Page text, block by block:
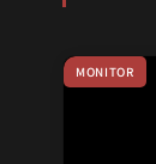
MONITOR